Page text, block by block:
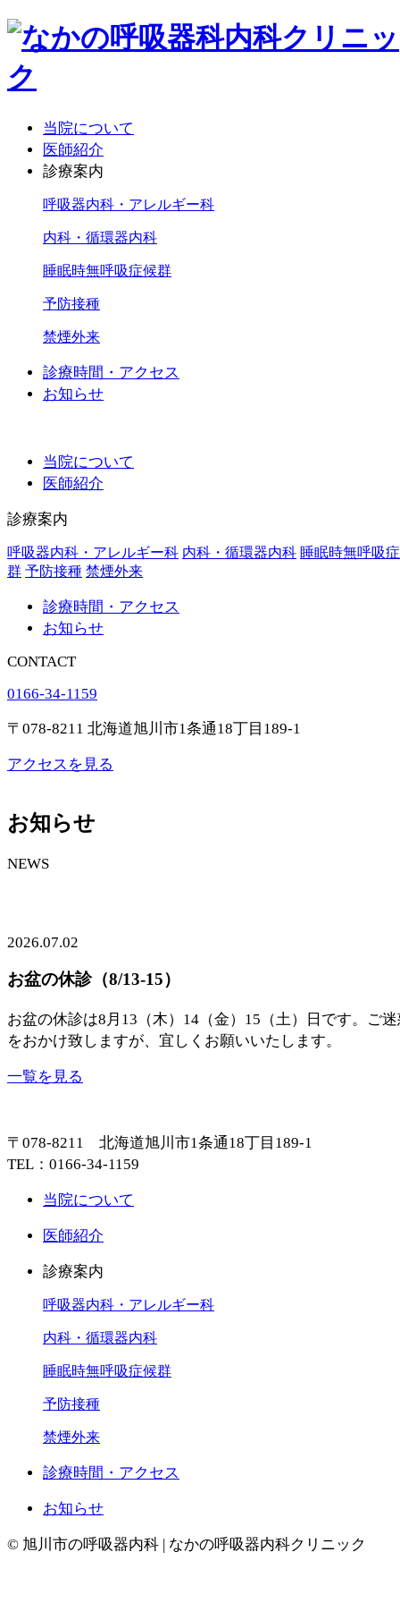
当院について
医師紹介
診療案内
呼吸器内科・アレルギー科
内科・循環器内科
睡眠時無呼吸症候群
予防接種
禁煙外来
診療時間・アクセス
お知らせ
当院について
医師紹介
診療案内
呼吸器内科・アレルギー科 内科・循環器内科 睡眠時無呼吸
群 予防接種 禁煙外来
診療時間・アクセス
お知らせ
CONTACT
0166-34-1159
〒078-8211 北海道旭川市1条通18丁目189-1
アクセスを見る
お知らせ
NEWS
2026.07.02
お盆の休診（8/13-15）
お盆の休診は8月13（木）14（金）15（土）日です。ご
をおかけ致しますが、宜しくお願いいたします。
一覧を見る
〒078-8211 北海道旭川市1条通18丁目189-1
TEL：0166-34-1159
当院について
医師紹介
診療案内
呼吸器内科・アレルギー科
内科・循環器内科
睡眠時無呼吸症候群
予防接種
禁煙外来
診療時間・アクセス
お知らせ
© 旭川市の呼吸器内科 | なかの呼吸器内科クリニック